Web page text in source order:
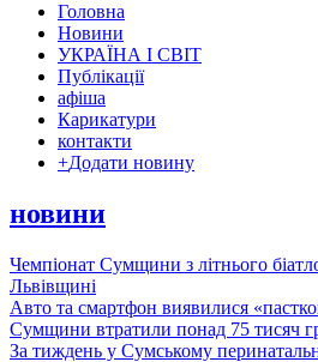
Головна
Новини
УКРАЇНА І СВІТ
Публікації
афіша
Карикатури
контакти
+Додати новину
новини
Чемпіонат Сумщини з літнього
Львівщині
Авто та смартфон виявилися
Сумщини втратили понад 75 тисяч
За тиждень у Сумському